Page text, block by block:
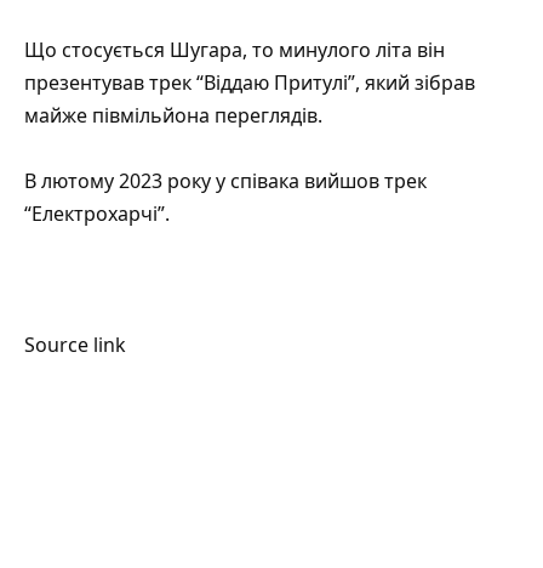
Що стосується Шугара, то минулого літа він
презентувавтрек “Віддаю Притулі”, який зібрав
майже півмільйона переглядів.
В лютому 2023 року у співака вийшовтрек
“Електрохарчі”.
Source link